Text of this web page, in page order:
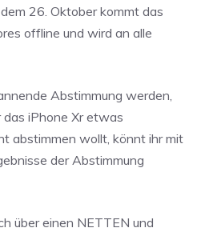
26. Oktober kommt das
offline und wird an alle
Abstimmung werden,
iPhone Xr etwas
abstimmen wollt, könnt ihr mit
der Abstimmung
über einen NETTEN und